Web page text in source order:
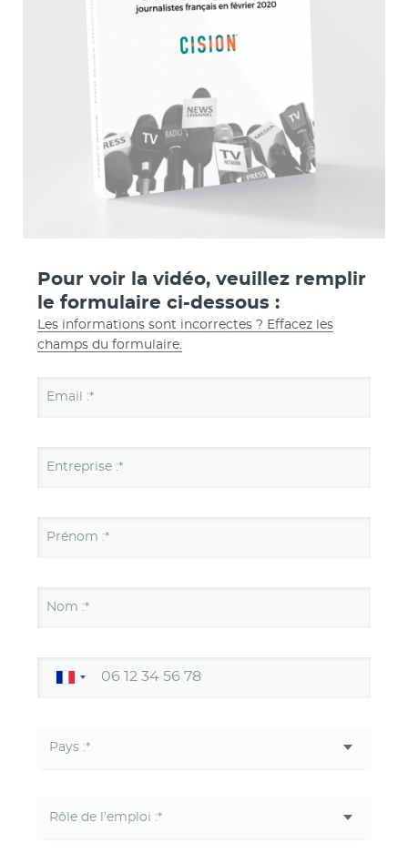
Pour voir la vidéo, veuillez remplir
le formulaire ci-dessous :
Les informations sont incorrectes ? Effacez les
champs du formulaire.
Email :*
Entreprise :*
Prénom :*
Nom :*